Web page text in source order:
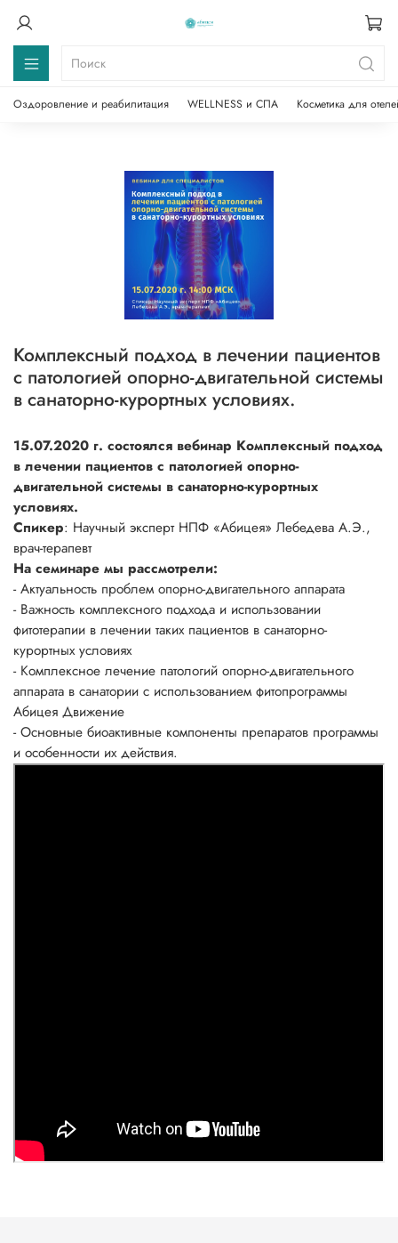
Оздоровление и реабилитация WELLNESS и СПА Косметика для
Комплексный подход в лечении пациентов
с патологией опорно-двигательной системы
в санаторно-курортных условиях.
15.07.2020 г. состоялся вебинар Комплексный подход
в лечении пациентов с патологией опорно-
двигательной системы в санаторно-курортных
условиях.
Спикер: Научный эксперт НПФ «Абицея» Лебедева А.Э.,
врач-терапевт
На семинаре мы рассмотрели:
- Актуальность проблем опорно-двигательного аппарата
- Важность комплексного подхода и использовании
фитотерапии в лечении таких пациентов в санаторно-
курортных условиях
- Комплексное лечение патологий опорно-двигательного
аппарата в санатории с использованием фитопрограммы
Абицея Движение
- Основные биоактивные компоненты препаратов программы
и особенности их действия.